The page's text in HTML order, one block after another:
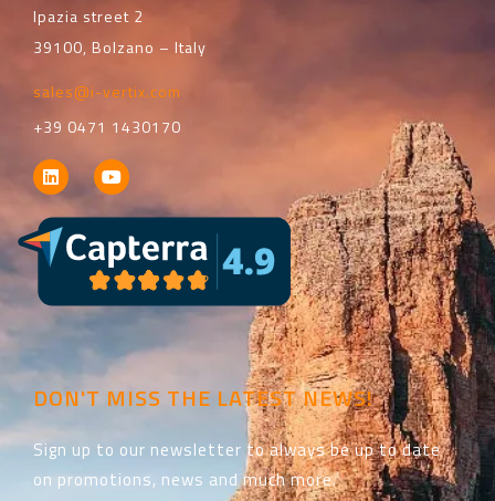
Ipazia street 2
39100, Bolzano – Italy
sales@i-vertix.com
+39 0471 1430170
DON'T MISS THE LATEST NEWS!
Sign up to our newsletter to always be up to date
on promotions, news and much more.